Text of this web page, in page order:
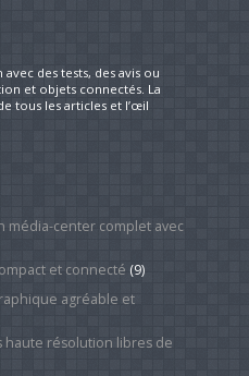
des tests, des avis ou
et objets connectés. La
tous les articles et l’œil
média-center complet avec
et connecté (9)
agréable et
haute résolution libres de